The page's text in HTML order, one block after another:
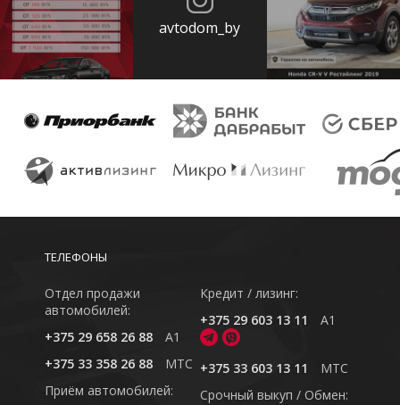
avtodom_by
ТЕЛЕФОНЫ
Отдел продажи
автомобилей:
+375 29 658 26 88
A1
+375 33 358 26 88
MTC
Приём автомобилей:
Кредит / лизинг:
+375 29 603 13 11
A1
+375 33 603 13 11
MTC
Cрочный выкуп / Обмен: